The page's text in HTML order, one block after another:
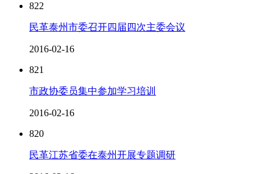
822
民革泰州市委召开四届四次主委会议
2016-02-16
821
市政协委员集中参加学习培训
2016-02-16
820
民革江苏省委在泰州开展专题调研